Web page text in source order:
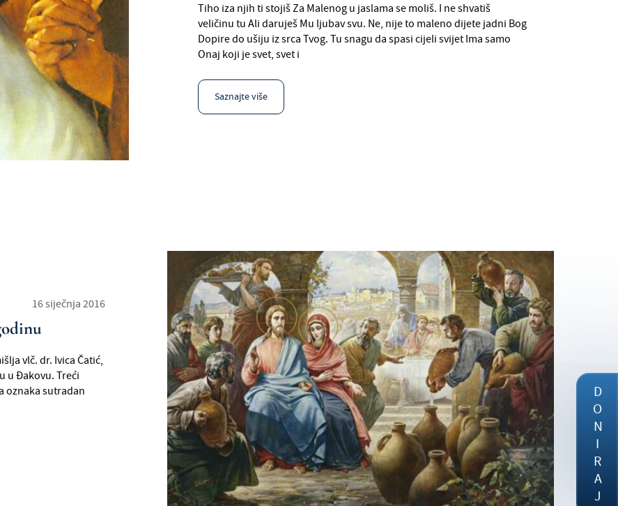
Tiho iza njih ti stojiš Za Malenog u jaslama se moliš. I ne shvatiš
veličinu tu Ali daruješ Mu ljubav svu. Ne, nije to maleno dijete jadni Bog
Dopire do ušiju iz srca Tvog. Tu snagu da spasi cijeli svijet Ima samo
Onaj koji je svet, svet i
Saznajte više
16 siječnja 2016
vlč. dr. Ivica Čatić,
u Đakovu. Treći
oznaka sutradan
DONIRAJ